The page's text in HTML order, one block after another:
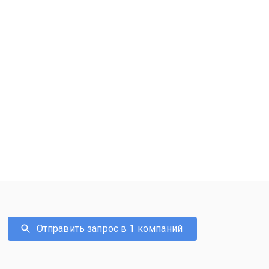
Отправить запрос в 1 компаний